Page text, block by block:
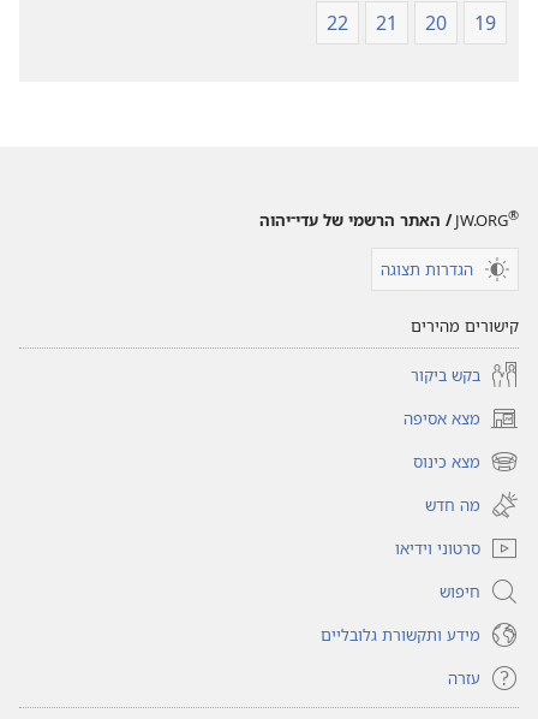
19
20
21
22
JW.ORG® / האתר הרשמי של עדי־יהוה
הגדרות תצוגה
קישורים מהירים
בקש ביקור
מצא אסיפה(פותח
חלון
חדש)
מצא כינוס(פותח
חלון
חדש)
מה חדש
סרטוני וידיאו
חיפוש
מידע ותקשורת גלובליים
עזרה